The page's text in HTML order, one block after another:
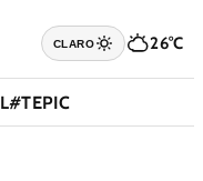
CLARO 26°C
#TEPIC